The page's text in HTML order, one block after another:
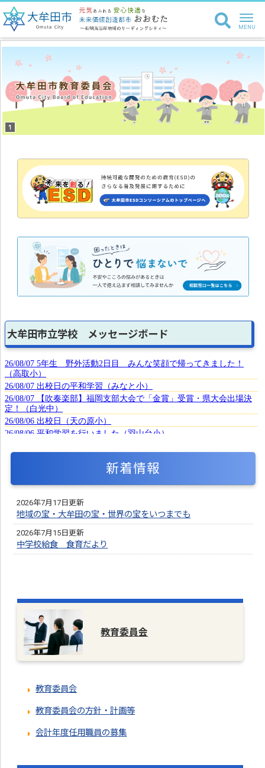
大牟田市立学校 メッセージボード
新着情報
2026年7月17日更新
地域の宝・大牟田の宝・世界の宝をいつまでも
2026年7月15日更新
中学校給食 食育だより
教育委員会
教育委員会
教育委員会の方針・計画等
会計年度任用職員の募集